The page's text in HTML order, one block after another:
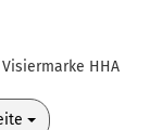
HHA